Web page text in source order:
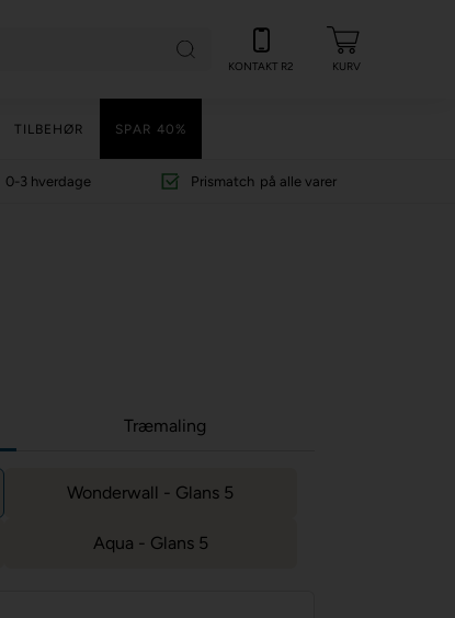
KONTAKT R2 KURV
TILBEHØR SPAR 40%
0-3 hverdage Prismatch på alle varer
Træmaling
Wonderwall - Glans 5
Aqua - Glans 5